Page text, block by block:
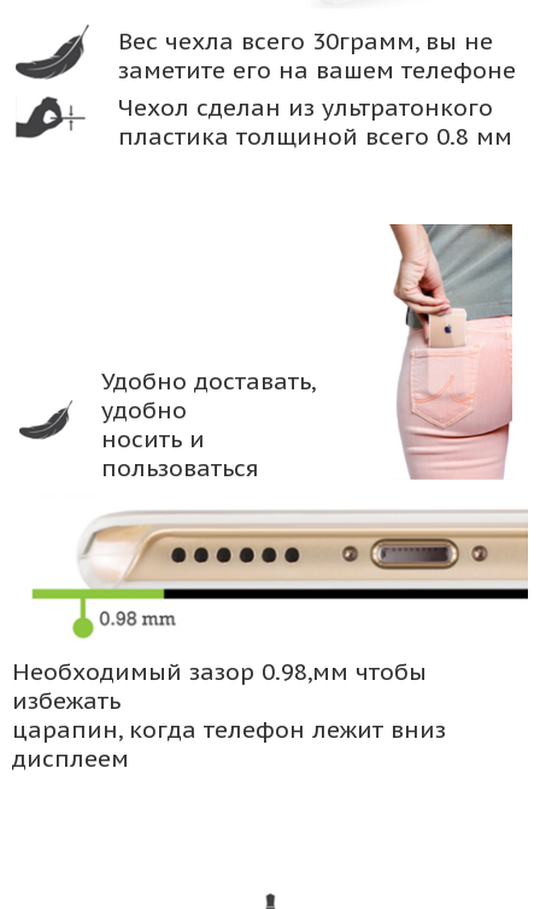
Вес чехла всего 30грамм, вы не
заметите его на вашем телефоне
Чехол сделан из ультратонкого
пластика толщиной всего 0.8 мм
Удобно доставать,
удобно
носить и
пользоваться
Необходимый зазор 0.98,мм чтобы
избежать
царапин, когда телефон лежит вниз
дисплеем